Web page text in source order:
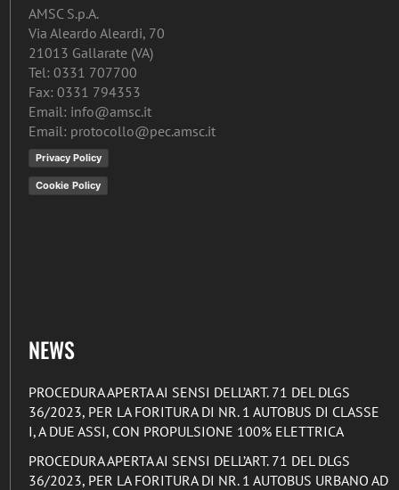
AMSC S.p.A.
Via Aleardo Aleardi, 70
21013 Gallarate (VA)
Tel: 0331 707700
Fax: 0331 794353
Email: info@amsc.it
Email: protocollo@pec.amsc.it
Privacy Policy
Cookie Policy
NEWS
PROCEDURA APERTA AI SENSI DELL’ART. 71 DEL DLGS
36/2023, PER LA FORITURA DI NR. 1 AUTOBUS DI CLASSE
I, A DUE ASSI, CON PROPULSIONE 100% ELETTRICA
PROCEDURA APERTA AI SENSI DELL’ART. 71 DEL DLGS
36/2023, PER LA FORITURA DI NR. 1 AUTOBUS URBANO AD